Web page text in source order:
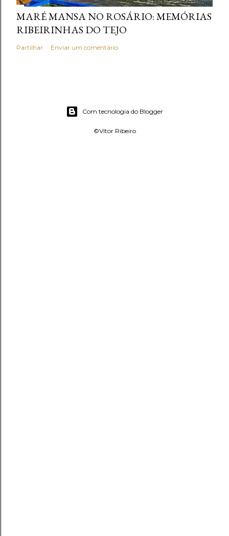
MARÉ MANSA NO ROSÁRIO: MEMÓRIAS
RIBEIRINHAS DO TEJO
Partilhar Enviar um comentário
Com tecnologia do Blogger
©Vítor Ribeiro